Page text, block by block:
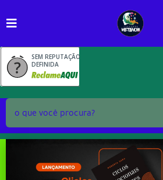
SEM REPUTAÇÃO
DEFINIDA